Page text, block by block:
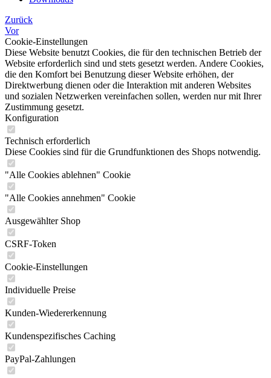
Zurück
Vor
Cookie-Einstellungen
Diese Website benutzt Cookies, die für den technischen Betrieb der
Website erforderlich sind und stets gesetzt werden. Andere Cookies,
die den Komfort bei Benutzung dieser Website erhöhen, der
Direktwerbung dienen oder die Interaktion mit anderen Websites
und sozialen Netzwerken vereinfachen sollen, werden nur mit Ihrer
Zustimmung gesetzt.
Konfiguration
Technisch erforderlich
Diese Cookies sind für die Grundfunktionen des Shops notwendig.
"Alle Cookies ablehnen" Cookie
"Alle Cookies annehmen" Cookie
Ausgewählter Shop
CSRF-Token
Cookie-Einstellungen
Individuelle Preise
Kunden-Wiedererkennung
Kundenspezifisches Caching
PayPal-Zahlungen